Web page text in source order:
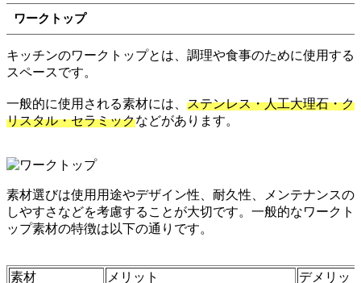
ワークトップ
キッチンのワークトップとは、調理や食事のために使用する
スペースです。
一般的に使用される素材には、 ステンレス・人工大理石・ク
リスタル・セラミックなどがあります。
素材選びは使用用途やデザイン性、耐久性、メンテナンスの
しやすさなどを考慮することが大切です。一般的なワークト
ップ素材の特徴は以下の通りです。
素材 メリット デメリッ